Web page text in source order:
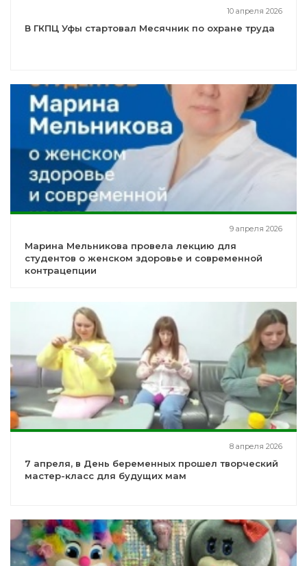
10 апреля 2026
В ГКПЦ Уфы стартовал Месячник по охране труда
9 апреля 2026
Марина Мельникова провела лекцию для
студентов о женском здоровье и современной
контрацепции
8 апреля 2026
7 апреля, в День беременных прошел творческий
мастер-класс для будущих мам